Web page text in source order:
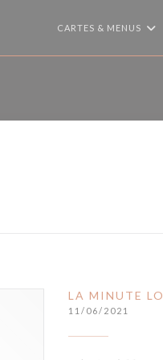
CARTES & MENUS
LA MINUTE
11/06/2021